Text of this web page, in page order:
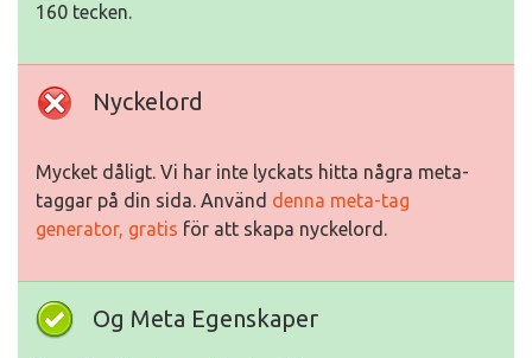
160 tecken.
Nyckelord
Mycket dåligt. Vi har inte lyckats hitta några meta-
taggar på din sida. Använd denna meta-tag
generator, gratis för att skapa nyckelord.
Og Meta Egenskaper